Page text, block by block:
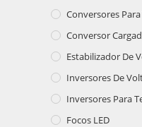
Conversores
Conversor
Estabilizador De
Inversores De
Inversores Para
Focos LED